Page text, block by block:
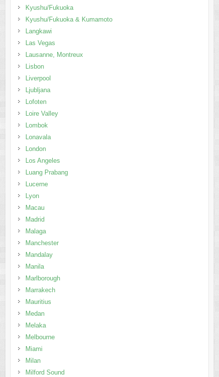
Kyushu/Fukuoka
Kyushu/Fukuoka & Kumamoto
Langkawi
Las Vegas
Lausanne, Montreux
Lisbon
Liverpool
Ljubljana
Lofoten
Loire Valley
Lombok
Lonavala
London
Los Angeles
Luang Prabang
Lucerne
Lyon
Macau
Madrid
Malaga
Manchester
Mandalay
Manila
Marlborough
Marrakech
Mauritius
Medan
Melaka
Melbourne
Miami
Milan
Milford Sound